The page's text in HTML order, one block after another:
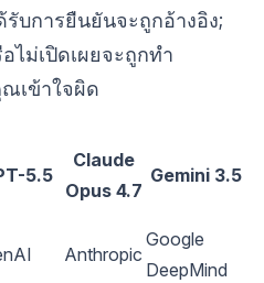
บการยืนยันจะถูกอ้างอิง;
ไม่เปิดเผยจะถูกทำ
ณเข้าใจผิด
5.5
Claude
Opus 4.7
Gemini 3.5
Anthropic
Google
DeepMind